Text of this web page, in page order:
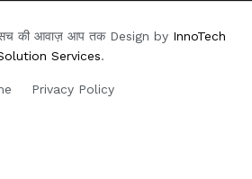
की आवाज़ आप तक Design by InnoTech
Services.
Privacy Policy